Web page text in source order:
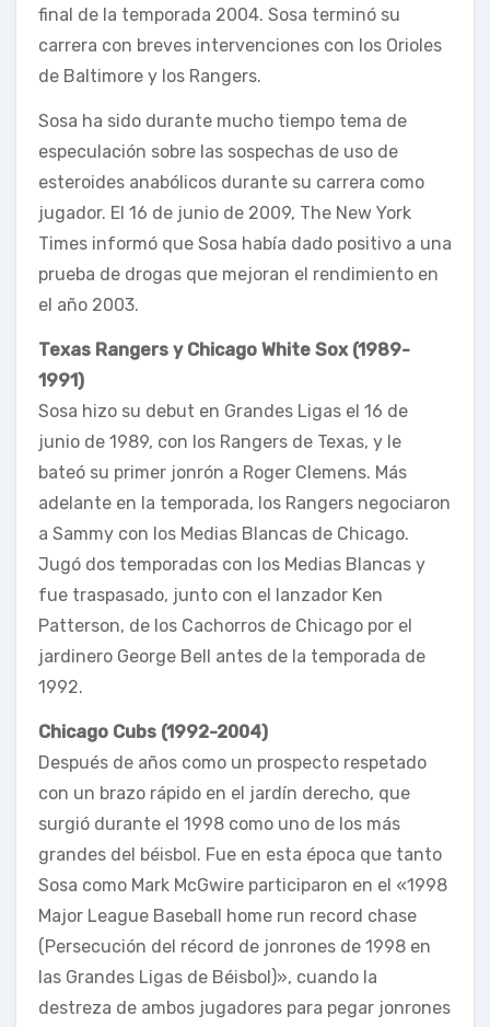
final de la temporada 2004. Sosa terminó su
carrera con breves intervenciones con los Orioles
de Baltimore y los Rangers.
Sosa ha sido durante mucho tiempo tema de
especulación sobre las sospechas de uso de
esteroides anabólicos durante su carrera como
jugador. El 16 de junio de 2009, The New York
Times informó que Sosa había dado positivo a una
prueba de drogas que mejoran el rendimiento en
el año 2003.
Texas Rangers y Chicago White Sox (1989-
1991)
Sosa hizo su debut en Grandes Ligas el 16 de
junio de 1989, con los Rangers de Texas, y le
bateó su primer jonrón a Roger Clemens. Más
adelante en la temporada, los Rangers negociaron
a Sammy con los Medias Blancas de Chicago.
Jugó dos temporadas con los Medias Blancas y
fue traspasado, junto con el lanzador Ken
Patterson, de los Cachorros de Chicago por el
jardinero George Bell antes de la temporada de
1992.
Chicago Cubs (1992-2004)
Después de años como un prospecto respetado
con un brazo rápido en el jardín derecho, que
surgió durante el 1998 como uno de los más
grandes del béisbol. Fue en esta época que tanto
Sosa como Mark McGwire participaron en el «1998
Major League Baseball home run record chase
(Persecución del récord de jonrones de 1998 en
las Grandes Ligas de Béisbol)», cuando la
destreza de ambos jugadores para pegar jonrones